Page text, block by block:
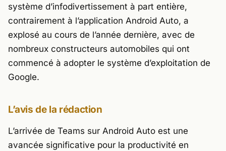
système d’infodivertissement à part entière,
contrairement à l’application Android Auto, a
explosé au cours de l’année dernière, avec de
nombreux constructeurs automobiles qui ont
commencé à adopter le système d’exploitation de
Google.
L’avis de la rédaction
L’arrivée de Teams sur Android Auto est une
avancée significative pour la productivité en